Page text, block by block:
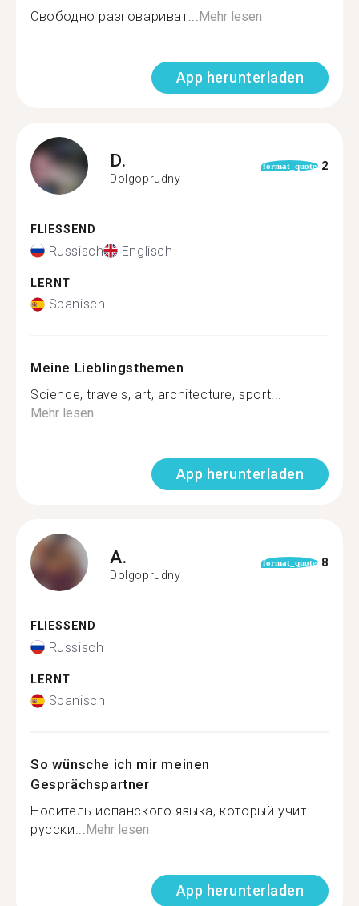
Свободно разговариват...Mehr lesen
App herunterladen
D.
Dolgoprudny
format_quote 2
FLIESSEND
Russisch Englisch
LERNT
Spanisch
Meine Lieblingsthemen
Science, travels, art, architecture, sport...
Mehr lesen
App herunterladen
A.
Dolgoprudny
format_quote 8
FLIESSEND
Russisch
LERNT
Spanisch
So wünsche ich mir meinen
Gesprächspartner
Носитель испанского языка, который учит
русски...Mehr lesen
App herunterladen